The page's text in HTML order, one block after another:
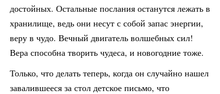
достойных. Остальные послания останутся лежать в
хранилище, ведь они несут с собой запас энергии,
веру в чудо. Вечный двигатель волшебных сил!
Вера способна творить чудеса, и новогодние тоже.
Только, что делать теперь, когда он случайно нашел
завалившееся за стол детское письмо, что